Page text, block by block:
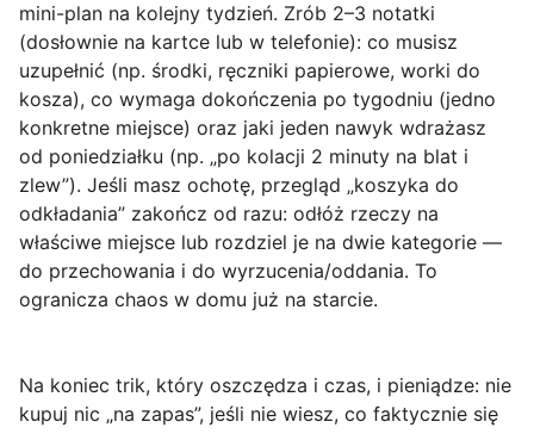
mini-plan na kolejny tydzień. Zrób 2–3 notatki
(dosłownie na kartce lub w telefonie): co musisz
uzupełnić (np. środki, ręczniki papierowe, worki do
kosza), co wymaga dokończenia po tygodniu (jedno
konkretne miejsce) oraz jaki jeden nawyk wdrażasz
od poniedziałku (np. „po kolacji 2 minuty na blat i
zlew”). Jeśli masz ochotę, przegląd „koszyka do
odkładania” zakończ od razu: odłóż rzeczy na
właściwe miejsce lub rozdziel je na dwie kategorie —
do przechowania i do wyrzucenia/oddania. To
ogranicza chaos w domu już na starcie.
Na koniec trik, który oszczędza i czas, i pieniądze: nie
kupuj nic „na zapas”, jeśli nie wiesz, co faktycznie się